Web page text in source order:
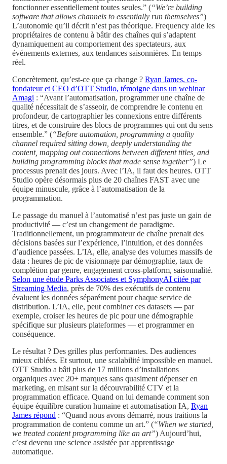
fonctionner essentiellement toutes seules.” (“We’re building
software that allows channels to essentially run themselves”)
L’autonomie qu’il décrit n’est pas théorique. Frequency aide les
propriétaires de contenu à bâtir des chaînes qui s’adaptent
dynamiquement au comportement des spectateurs, aux
événements externes, aux tendances saisonnières. En temps
réel.
Concrètement, qu’est-ce que ça change ? Ryan James, co-
fondateur et CEO d’OTT Studio, témoigne dans un webinar
Amagi : “Avant l’automatisation, programmer une chaîne de
qualité nécessitait de s’asseoir, de comprendre le contenu en
profondeur, de cartographier les connexions entre différents
titres, et de construire des blocs de programmes qui ont du sens
ensemble.” (“Before automation, programming a quality
channel required sitting down, deeply understanding the
content, mapping out connections between different titles, and
building programming blocks that made sense together”) Le
processus prenait des jours. Avec l’IA, il faut des heures. OTT
Studio opère désormais plus de 20 chaînes FAST avec une
équipe minuscule, grâce à l’automatisation de la
programmation.
Le passage du manuel à l’automatisé n’est pas juste un gain de
productivité — c’est un changement de paradigme.
Traditionnellement, un programmateur de chaîne prenait des
décisions basées sur l’expérience, l’intuition, et des données
d’audience passées. L’IA, elle, analyse des volumes massifs de
data : heures de pic de visionnage par démographie, taux de
complétion par genre, engagement cross-platform, saisonnalité.
Selon une étude Parks Associates et SymphonyAI citée par
Streaming Media, près de 70% des exécutifs de contenu
évaluent les données séparément pour chaque service de
distribution. L’IA, elle, peut combiner ces datasets — par
exemple, croiser les heures de pic pour une démographie
spécifique sur plusieurs plateformes — et programmer en
conséquence.
Le résultat ? Des grilles plus performantes. Des audiences
mieux ciblées. Et surtout, une scalabilité impossible en manuel.
OTT Studio a bâti plus de 17 millions d’installations
organiques avec 20+ marques sans quasiment dépenser en
marketing, en misant sur la découvrabilité CTV et la
programmation efficace. Quand on lui demande comment son
équipe équilibre curation humaine et automatisation IA, Ryan
James répond : “Quand nous avons démarré, nous traitions la
programmation de contenu comme un art.” (“When we started,
we treated content programming like an art”) Aujourd’hui,
c’est devenu une science assistée par apprentissage
automatique.